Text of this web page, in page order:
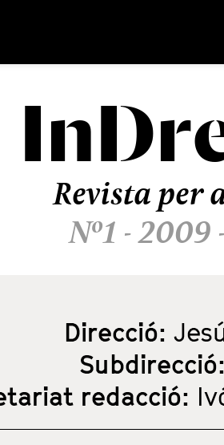
Revista per
Nº1 - 2009
Direcció:
redacció: